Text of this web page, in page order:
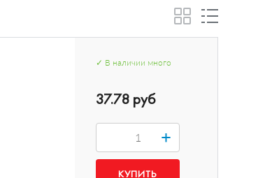
✓ В наличии много
37.78 руб
+